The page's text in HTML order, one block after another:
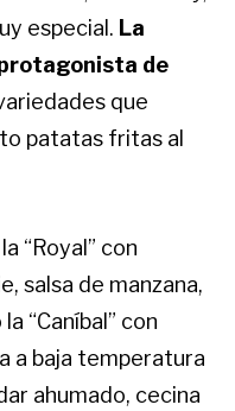
especial. La
de
que
patatas fritas al
“Royal” con
salsa de manzana,
“Caníbal” con
a baja temperatura
ahumado, cecina